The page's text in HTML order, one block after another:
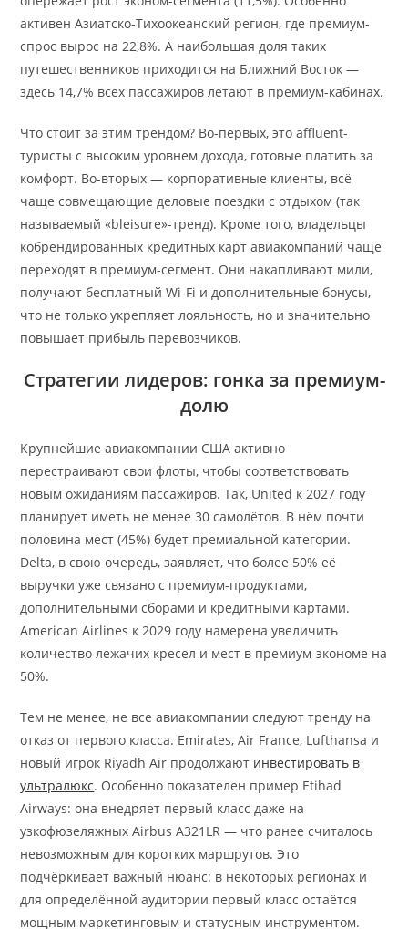
активен Азиатско-Тихоокеанский регион, где премиум-
спрос вырос на 22,8%. А наибольшая доля таких
путешественников приходится на Ближний Восток —
здесь 14,7% всех пассажиров летают в премиум-кабинах.
Что стоит за этим трендом? Во-первых, это affluent-
туристы с высоким уровнем дохода, готовые платить за
комфорт. Во-вторых — корпоративные клиенты, всё
чаще совмещающие деловые поездки с отдыхом (так
называемый «bleisure»-тренд). Кроме того, владельцы
кобрендированных кредитных карт авиакомпаний чаще
переходят в премиум-сегмент. Они накапливают мили,
получают бесплатный Wi-Fi и дополнительные бонусы,
что не только укрепляет лояльность, но и значительно
повышает прибыль перевозчиков.
Стратегии лидеров: гонка за премиум-
долю
Крупнейшие авиакомпании США активно
перестраивают свои флоты, чтобы соответствовать
новым ожиданиям пассажиров. Так, United к 2027 году
планирует иметь не менее 30 самолётов. В нём почти
половина мест (45%) будет премиальной категории.
Delta, в свою очередь, заявляет, что более 50% её
выручки уже связано с премиум-продуктами,
дополнительными сборами и кредитными картами.
American Airlines к 2029 году намерена увеличить
количество лежачих кресел и мест в премиум-экономе на
50%.
Тем не менее, не все авиакомпании следуют тренду на
отказ от первого класса. Emirates, Air France, Lufthansa и
новый игрок Riyadh Air продолжают инвестировать в
ультралюкс. Особенно показателен пример Etihad
Airways: она внедряет первый класс даже на
узкофюзеляжных Airbus A321LR — что ранее считалось
невозможным для коротких маршрутов. Это
подчёркивает важный нюанс: в некоторых регионах и
для определённой аудитории первый класс остаётся
мощным маркетинговым и статусным инструментом.